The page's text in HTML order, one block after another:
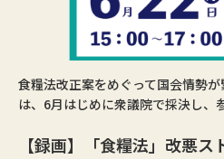
食糧法改正案をめぐって国会情勢
は、6月はじめに衆議院で採決し
【録画】「食糧法」改悪